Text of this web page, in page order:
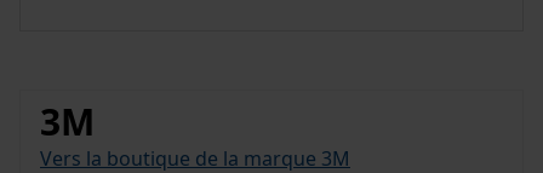
3M
Vers la boutique de la marque 3M